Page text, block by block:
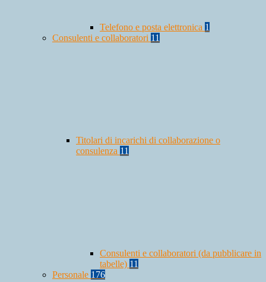
Telefono e posta elettronica 1
Consulenti e collaboratori 11
Titolari di incarichi di collaborazione o
consulenza 11
Consulenti e collaboratori (da pubblicare in
tabelle) 11
Personale 176